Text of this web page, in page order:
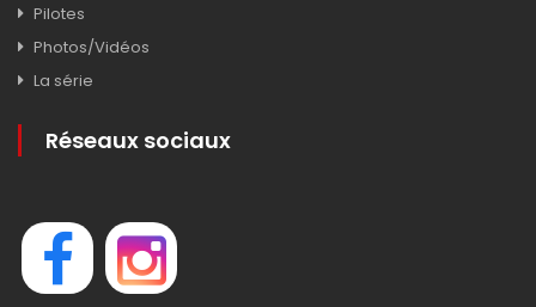
Pilotes
Photos/Vidéos
La série
Réseaux sociaux